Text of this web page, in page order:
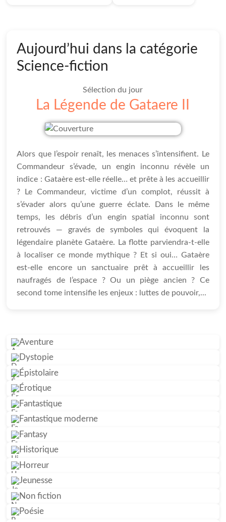
Aujourd’hui dans la catégorie
Science-fiction
Sélection du jour
La Légende de Gataere II
Alors que l’espoir renaît, les menaces s’intensifient. Le
Commandeur s’évade, un engin inconnu révèle un
indice : Gataère est-elle réelle… et prête à les accueillir
? Le Commandeur, victime d’un complot, réussit à
s’évader alors qu’une guerre éclate. Dans le même
temps, les débris d’un engin spatial inconnu sont
retrouvés — gravés de symboles qui évoquent la
légendaire planète Gataère. La flotte parviendra-t-elle
à localiser ce monde mythique ? Et si oui… Gataère
est-elle encore un sanctuaire prêt à accueillir les
naufragés de l’espace ? Ou un piège ancien ? Ce
second tome intensifie les enjeux : luttes de pouvoir,...
Aventure
Dystopie
Épistolaire
Érotique
Fantastique
Fantastique moderne
Fantasy
Historique
Horreur
Jeunesse
Non fiction
Poésie